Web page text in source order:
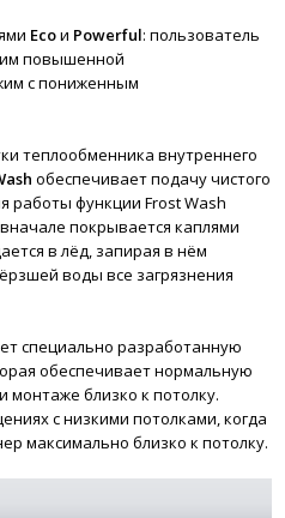
Ecoи Powerful: пользователь
повышенной
с пониженным
теплообменника внутреннего
обеспечивает подачу чистого
работы функции Frost Wash
покрывается каплями
в лёд, запирая в нём
воды все загрязнения
специально разработанную
обеспечивает нормальную
близко к потолку.
с низкими потолками, когда
максимально близко к потолку.